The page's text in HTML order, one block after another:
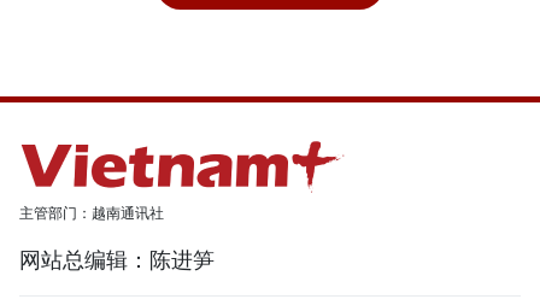
主管部门：越南通讯社
网站总编辑：陈进笋